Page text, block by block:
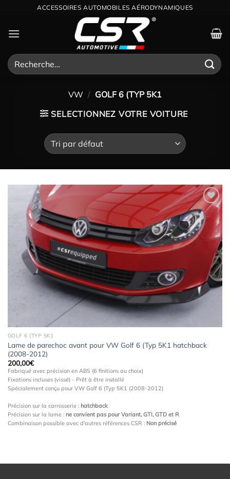
contenu
ACCESSOIRES AUTOMOBILES AÉRODYNAMIQUES
Recherche
pour :
VW / GOLF 6 (TYP 5K1
SELECTIONNEZ VOTRE VOITURE
Ajouter
à la
wishlist
GOLF 6 (TYP 5K1
Lame de parechoc avant pour VW Golf 6 (Typ 5K1 hatchback
(2008-2012)
200,00€
Fabriqué avec précision en ABS (6 finitions au choix)
Fixations incluses (vissé) - Prêt à être installé
Spécialement conçu pour VW Golf 6 (Typ 5K1 (2008-2012)
Précision sur la carrosserie : hatchback
Précision sur la lame : ne convient pas pour Variant, GTI, GTD et R
Combinaison possible avec d'autres références CSR : Non précisé